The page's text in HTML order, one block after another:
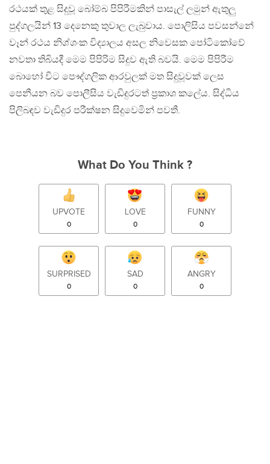
රථයක් තුළ සිදුවූ බෝම්බ පිපිරීමකින් පාසැල් ලමුන් ඇතුලු
පුද්ගලයින් 13 දෙනෙකු තුවාල ලැබුවාය. පොලිසිය පවසන්නේ
වෑන් රථය නිශ්ශංක විද්‍යාලය අසල නිවෙසක පෝටිකෝවේ
නවතා තිබියදී මෙම පිපිරිම සිදුව ඇති බවයි. මෙම පිපිරීම
බොහෝ විට පෞද්ගලික ආරවුලක් මත සිදුවූවක් ලෙස
පෙනීයන බව පොලීසිය වැඩිදුරටත් ප්‍රකාශ කලේය. සිද්ධිය
පිලිබඳව වැඩිදුර පරීක්ෂන සිදුවෙමින් පවතී.
What Do You Think ?
UPVOTE
0
LOVE
0
FUNNY
0
SURPRISED
0
SAD
0
ANGRY
0